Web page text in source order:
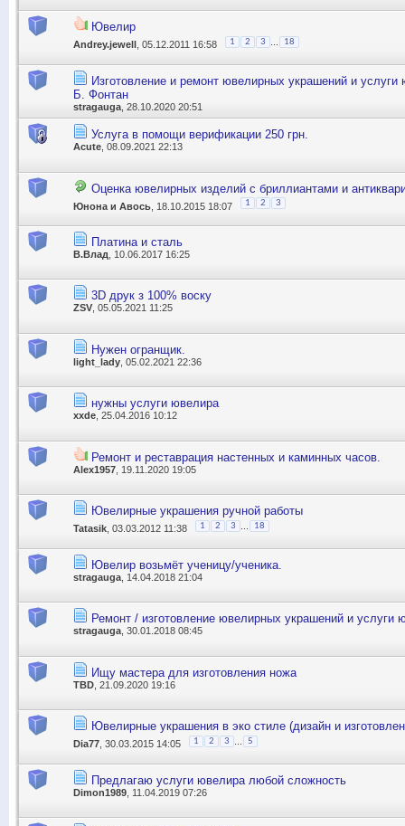
Ювелир
Andrey.jewell , 05.12.2011 16:58 1 2 3 18
Изготовление и ремонт ювелирных украшений и
Б. Фонтан
stragauga , 28.10.2020 20:51
Услуга в помощи верификации 250 грн.
Acute , 08.09.2021 22:13
Оценка ювелирных изделий с бриллиантами и
Юнона и Авось , 18.10.2015 18:07 1 2 3
Платина и сталь
В.Влад , 10.06.2017 16:25
3D друк з 100% воску
ZSV, 05.05.2021 11:25
Нужен огранщик.
light_lady , 05.02.2021 22:36
нужны услуги ювелира
xxde , 25.04.2016 10:12
Ремонт и реставрация настенных и каминных часов.
Alex1957 , 19.11.2020 19:05
Ювелирные украшения ручной работы
Tatasik , 03.03.2012 11:38 1 2 3 18
Ювелир возьмёт ученицу/ученика.
stragauga , 14.04.2018 21:04
Ремонт / изготовление ювелирных украшений и услуги
stragauga , 30.01.2018 08:45
Ищу мастера для изготовления ножа
TBD , 21.09.2020 19:16
Ювелирные украшения в эко стиле (дизайн и
Dia77 , 30.03.2015 14:05 1 2 3 5
Предлагаю услуги ювелира любой сложность
Dimon1989 , 11.04.2019 07:26